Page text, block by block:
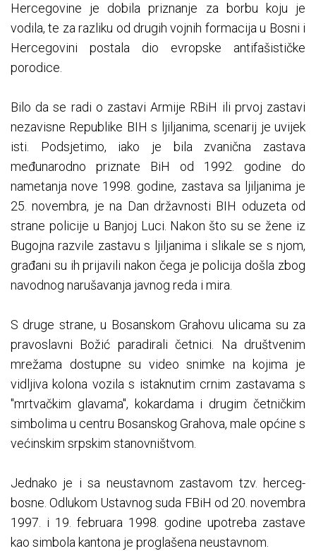
Hercegovine je dobila priznanje za borbu koju je
vodila, te za razliku od drugih vojnih formacija u Bosni i
Hercegovini postala dio evropske antifašističke
porodice.
Bilo da se radi o zastavi Armije RBiH ili prvoj zastavi
nezavisne Republike BIH s ljiljanima, scenarij je uvijek
isti. Podsjetimo, iako je bila zvanična zastava
međunarodno priznate BiH od 1992. godine do
nametanja nove 1998. godine, zastava sa ljiljanima je
25. novembra, je na Dan državnosti BIH oduzeta od
strane policije u Banjoj Luci. Nakon što su se žene iz
Bugojna razvile zastavu s ljiljanima i slikale se s njom,
građani su ih prijavili nakon čega je policija došla zbog
navodnog narušavanja javnog reda i mira.
S druge strane, u Bosanskom Grahovu ulicama su za
pravoslavni Božić paradirali četnici. Na društvenim
mrežama dostupne su video snimke na kojima je
vidljiva kolona vozila s istaknutim crnim zastavama s
"mrtvačkim glavama", kokardama i drugim četničkim
simbolima u centru Bosanskog Grahova, male općine s
većinskim srpskim stanovništvom.
Jednako je i sa neustavnom zastavom tzv. herceg-
bosne. Odlukom Ustavnog suda FBiH od 20. novembra
1997. i 19. februara 1998. godine upotreba zastave
kao simbola kantona je proglašena neustavnom.